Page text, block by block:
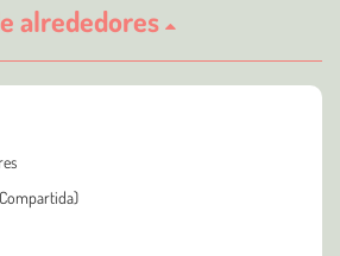
alrededores